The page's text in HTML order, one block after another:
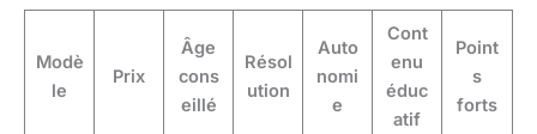
Modè
le
Prix
Âge
cons
eillé
Résol
ution
Auto
nomi
e
Cont
enu
éduc
atif
Point
s
forts